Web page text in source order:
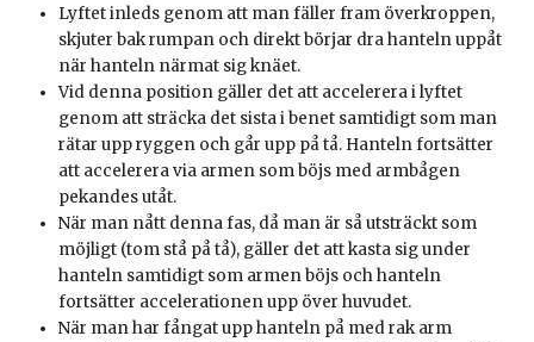
Lyftet inleds genom att man fäller fram överkroppen,
skjuter bak rumpan och direkt börjar dra hanteln uppåt
när hanteln närmat sig knäet.
Vid denna position gäller det att accelerera i lyftet
genom att sträcka det sista i benet samtidigt som man
rätar upp ryggen och går upp på tå. Hanteln fortsätter
att accelerera via armen som böjs med armbågen
pekandes utåt.
När man nått denna fas, då man är så utsträckt som
möjligt (tom stå på tå), gäller det att kasta sig under
hanteln samtidigt som armen böjs och hanteln
fortsätter accelerationen upp över huvudet.
När man har fångat upp hanteln på med rak arm